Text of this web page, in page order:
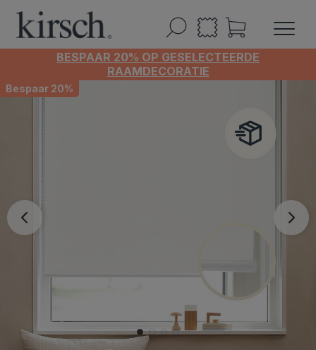
BESPAAR 20% OP GESELECTEERDE
RAAMDECORATIE
Bespaar 20%